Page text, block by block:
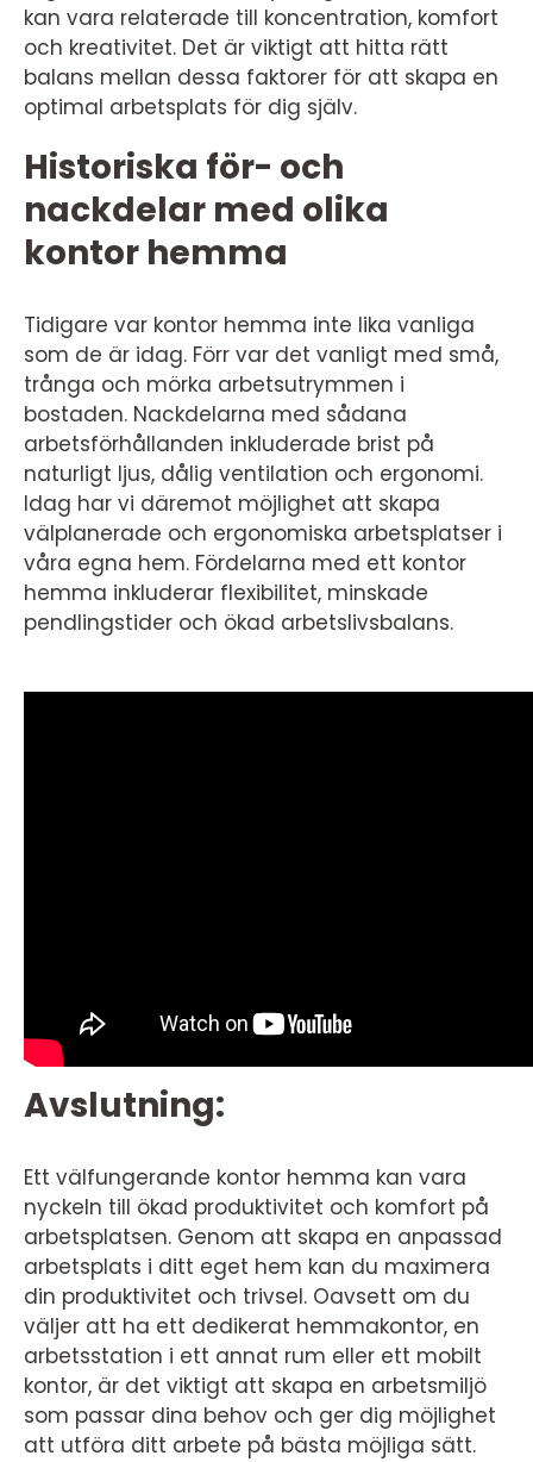
kan vara relaterade till koncentration, komfort
och kreativitet. Det är viktigt att hitta rätt
balans mellan dessa faktorer för att skapa en
optimal arbetsplats för dig själv.
Historiska för- och
nackdelar med olika
kontor hemma
Tidigare var kontor hemma inte lika vanliga
som de är idag. Förr var det vanligt med små,
trånga och mörka arbetsutrymmen i
bostaden. Nackdelarna med sådana
arbetsförhållanden inkluderade brist på
naturligt ljus, dålig ventilation och ergonomi.
Idag har vi däremot möjlighet att skapa
välplanerade och ergonomiska arbetsplatser i
våra egna hem. Fördelarna med ett kontor
hemma inkluderar flexibilitet, minskade
pendlingstider och ökad arbetslivsbalans.
Avslutning:
Ett välfungerande kontor hemma kan vara
nyckeln till ökad produktivitet och komfort på
arbetsplatsen. Genom att skapa en anpassad
arbetsplats i ditt eget hem kan du maximera
din produktivitet och trivsel. Oavsett om du
väljer att ha ett dedikerat hemmakontor, en
arbetsstation i ett annat rum eller ett mobilt
kontor, är det viktigt att skapa en arbetsmiljö
som passar dina behov och ger dig möjlighet
att utföra ditt arbete på bästa möjliga sätt.